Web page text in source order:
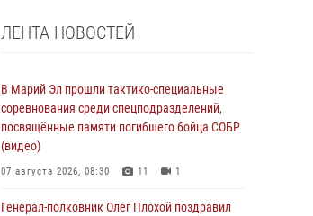
ЛЕНТА НОВОСТЕЙ
В Марий Эл прошли тактико-специальные
соревнования среди спецподразделений,
посвящённые памяти погибшего бойца СОБР
(видео)
07 августа 2026, 08:30 11 1
Генерал-полковник Олег Плохой поздравил